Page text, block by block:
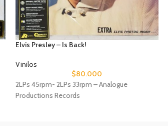
Elvis Presley – Is Back!
Vinilos
$80.000
2LPs 45rpm- 2LPs 33rpm – Analogue
Productions Records